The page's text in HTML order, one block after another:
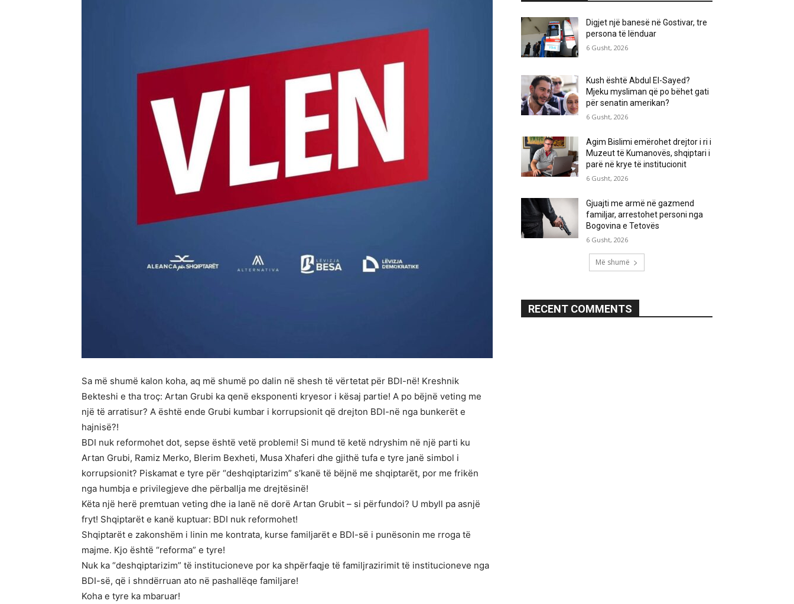
Sa më shumë kalon koha, aq më shumë po dalin në shesh të vërtetat për BDI-në! Kreshnik
Bekteshi e tha troç: Artan Grubi ka qenë eksponenti kryesor i kësaj partie! A po bëjnë veting me
një të arratisur? A është ende Grubi kumbar i korrupsionit që drejton BDI-në nga bunkerët e
hajnisë?!
BDI nuk reformohet dot, sepse është vetë problemi! Si mund të ketë ndryshim në një parti ku
Artan Grubi, Ramiz Merko, Blerim Bexheti, Musa Xhaferi dhe gjithë tufa e tyre janë simbol i
korrupsionit? Piskamat e tyre për “deshqiptarizim” s’kanë të bëjnë me shqiptarët, por me frikën
nga humbja e privilegjeve dhe përballja me drejtësinë!
Këta një herë premtuan veting dhe ia lanë në dorë Artan Grubit – si përfundoi? U mbyll pa asnjë
fryt! Shqiptarët e kanë kuptuar: BDI nuk reformohet!
Shqiptarët e zakonshëm i linin me kontrata, kurse familjarët e BDI-së i punësonin me rroga të
majme. Kjo është “reforma” e tyre!
Nuk ka “deshqiptarizim” të institucioneve por ka shpërfaqje të familjrazirimit të institucioneve nga
BDI-së, që i shndërruan ato në pashallëqe familjare!
Koha e tyre ka mbaruar!
Digjet një banesë në Gostivar, tre
persona të lënduar
6 Gusht, 2026
Kush është Abdul El-Sayed?
Mjeku mysliman që po bëhet gati
për senatin amerikan?
6 Gusht, 2026
Agim Bislimi emërohet drejtor i ri i
Muzeut të Kumanovës, shqiptari i
parë në krye të institucionit
6 Gusht, 2026
Gjuajti me armë në gazmend
familjar, arrestohet personi nga
Bogovina e Tetovës
6 Gusht, 2026
Më shumë
RECENT COMMENTS